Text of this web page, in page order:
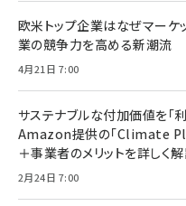
欧米トップ企業はなぜマーケ
業の競争力を高める新潮流
4月21日 7:00
サステナブルな付加価値を「
Amazon提供の「Climate
＋事業者のメリットを詳しく
2月24日 7:00